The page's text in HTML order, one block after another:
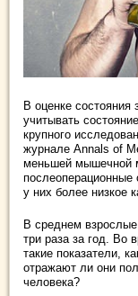
В оценке
учитывать
крупного
журнале Annals of
меньшей мышечной
у них более низкое
В среднем
три раза за год. Во
такие показатели,
отражают ли они
человека?